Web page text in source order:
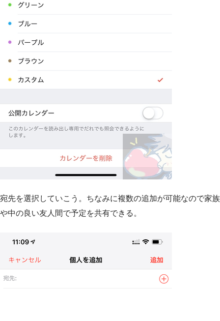
宛先を選択していこう。ちなみに複数の追加が可能なので家族
や中の良い友人間で予定を共有できる。